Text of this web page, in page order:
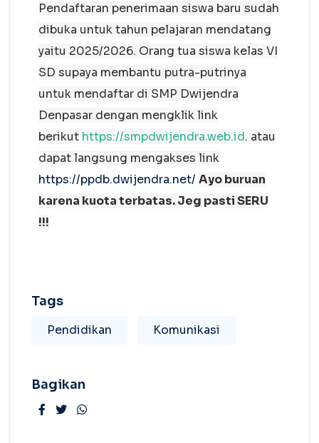
Pendaftaran penerimaan siswa baru sudah
dibuka untuk tahun pelajaran mendatang
yaitu 2025/2026. Orang tua siswa kelas VI
SD supaya membantu putra-putrinya
untuk mendaftar di SMP Dwijendra
Denpasar dengan mengklik link
berikut https://smpdwijendra.web.id. atau
dapat langsung mengakses link
https://ppdb.dwijendra.net/ Ayo buruan
karena kuota terbatas. Jeg pasti SERU
!!!
Tags
Pendidikan Komunikasi
Bagikan